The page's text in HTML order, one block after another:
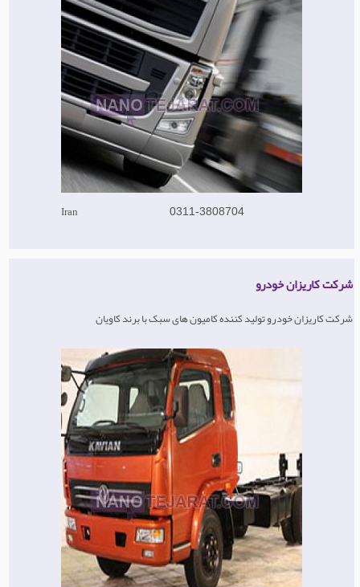
Iran 0311-3808704
شرکت کاریزان خودرو
شرکت کاریزان خودرو تولید کننده کامیون های سبک با برند کاویان